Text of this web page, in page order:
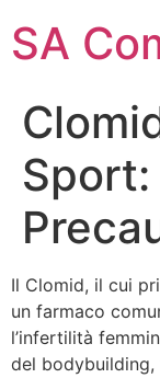
SA
Il Clomid, il cui
un farmaco
l’infertilità
del